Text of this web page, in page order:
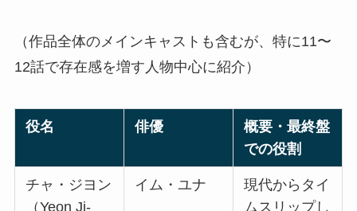
（作品全体のメインキャストも含むが、特に11〜
12話で存在感を増す人物中心に紹介）
役名 俳優
概要・最終盤
での役割
チャ・ジヨン
（Yeon Ji-
イム・ユナ
現代からタイ
ムスリップし